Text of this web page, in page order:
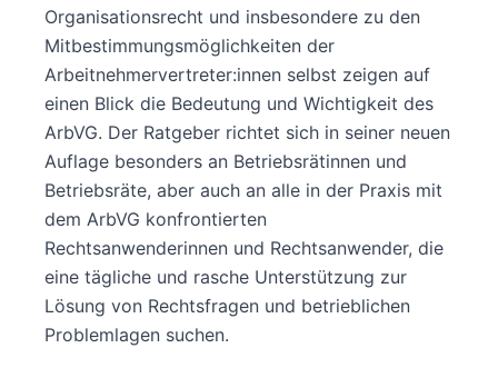
Organisationsrecht und insbesondere zu den
Mitbestimmungsmöglichkeiten der
Arbeitnehmervertreter:innen selbst zeigen auf
einen Blick die Bedeutung und Wichtigkeit des
ArbVG. Der Ratgeber richtet sich in seiner neuen
Auflage besonders an Betriebsrätinnen und
Betriebsräte, aber auch an alle in der Praxis mit
dem ArbVG konfrontierten
Rechtsanwenderinnen und Rechtsanwender, die
eine tägliche und rasche Unterstützung zur
Lösung von Rechtsfragen und betrieblichen
Problemlagen suchen.